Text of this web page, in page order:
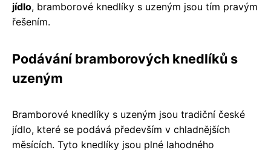
jídlo, bramborové knedlíky s uzeným jsou tím pravým
řešením.
Podávání bramborových knedlíků s
uzeným
Bramborové knedlíky s uzeným jsou tradiční české
jídlo, které se podává především v chladnějších
měsících. Tyto knedlíky jsou plné lahodného